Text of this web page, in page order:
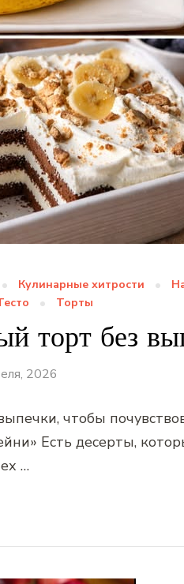
Кулинарные хитрости
Торты
торт без
2026
чтобы
Есть десерты,
…